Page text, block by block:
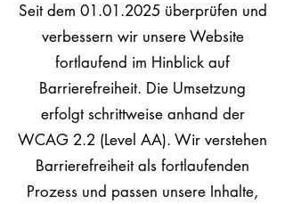
Seit dem 01.01.2025 überprüfen und
verbessern wir unsere Website
fortlaufend im Hinblick auf
Barrierefreiheit. Die Umsetzung
erfolgt schrittweise anhand der
WCAG 2.2 (Level AA). Wir verstehen
Barrierefreiheit als fortlaufenden
Prozess und passen unsere Inhalte,